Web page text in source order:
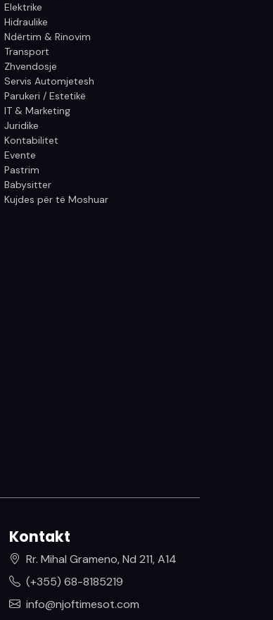
Elektrike
Hidraulike
Ndërtim & Rinovim
Transport
Zhvendosje
Servis Automjetesh
Parukeri / Estetikë
IT & Marketing
Juridike
Kontabilitet
Evente
Pastrim
Babysitter
Kujdes për të Moshuar
Kontakt
Rr. Mihal Grameno, Nd 211, A14
(+355) 68-8185219
info@njoftimesot.com